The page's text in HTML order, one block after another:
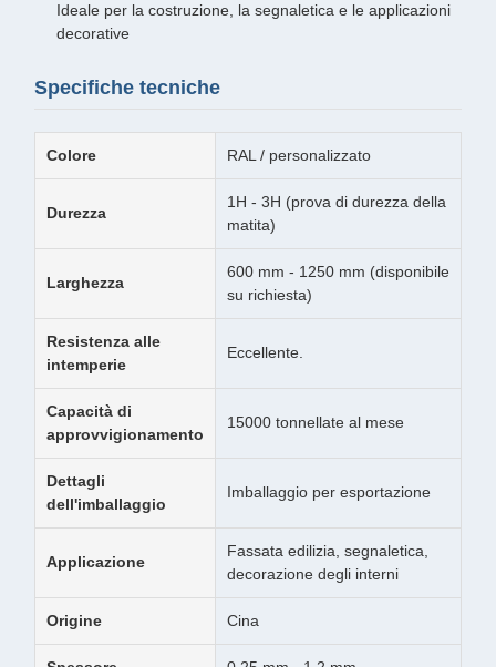
Ideale per la costruzione, la segnaletica e le applicazioni
decorative
Specifiche tecniche
Colore RAL / personalizzato
Durezza
1H - 3H (prova di durezza della
matita)
Larghezza
600 mm - 1250 mm (disponibile
su richiesta)
Resistenza alle
intemperie
Eccellente.
Capacità di
approvvigionamento
15000 tonnellate al mese
Dettagli
dell'imballaggio
Imballaggio per esportazione
Applicazione
Fassata edilizia, segnaletica,
decorazione degli interni
Origine Cina